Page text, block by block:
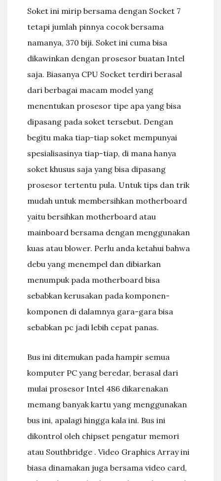
Soket ini mirip bersama dengan Socket 7
tetapi jumlah pinnya cocok bersama
namanya, 370 biji. Soket ini cuma bisa
dikawinkan dengan prosesor buatan Intel
saja. Biasanya CPU Socket terdiri berasal
dari berbagai macam model yang
menentukan prosesor tipe apa yang bisa
dipasang pada soket tersebut. Dengan
begitu maka tiap-tiap soket mempunyai
spesialisasinya tiap-tiap, di mana hanya
soket khusus saja yang bisa dipasang
prosesor tertentu pula. Untuk tips dan trik
mudah untuk membersihkan motherboard
yaitu bersihkan motherboard atau
mainboard bersama dengan menggunakan
kuas atau blower. Perlu anda ketahui bahwa
debu yang menempel dan dibiarkan
menumpuk pada motherboard bisa
sebabkan kerusakan pada komponen-
komponen di dalamnya gara-gara bisa
sebabkan pc jadi lebih cepat panas.
Bus ini ditemukan pada hampir semua
komputer PC yang beredar, berasal dari
mulai prosesor Intel 486 dikarenakan
memang banyak kartu yang menggunakan
bus ini, apalagi hingga kala ini. Bus ini
dikontrol oleh chipset pengatur memori
atau Southbridge . Video Graphics Array ini
biasa dinamakan juga bersama video card,